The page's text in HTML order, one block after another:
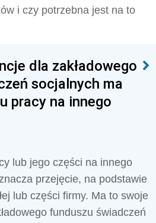
i czy potrzebna jest na to
dla zakładowego
socjalnych ma
pracy na innego
lub jego części na innego
przejęcie, na podstawie
lub części firmy. Ma to swoje
funduszu świadczeń